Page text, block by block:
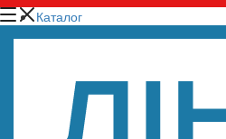
Каталог